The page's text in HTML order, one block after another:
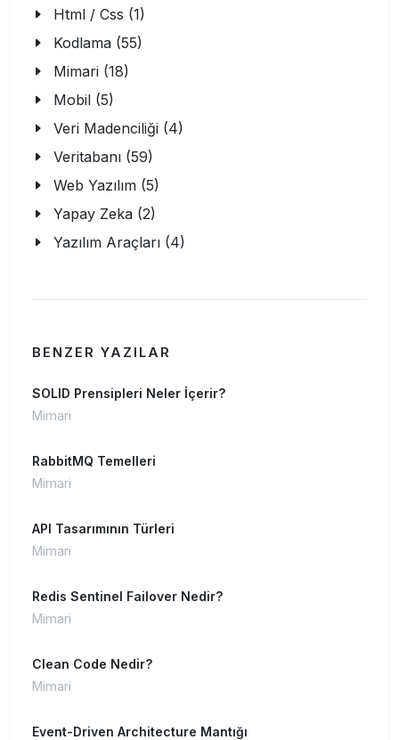
Html / Css (1)
Kodlama (55)
Mimari (18)
Mobil (5)
Veri Madenciliği (4)
Veritabanı (59)
Web Yazılım (5)
Yapay Zeka (2)
Yazılım Araçları (4)
BENZER YAZILAR
SOLID Prensipleri Neler İçerir?
Mimari
RabbitMQ Temelleri
Mimari
API Tasarımının Türleri
Mimari
Redis Sentinel Failover Nedir?
Mimari
Clean Code Nedir?
Mimari
Event-Driven Architecture Mantığı